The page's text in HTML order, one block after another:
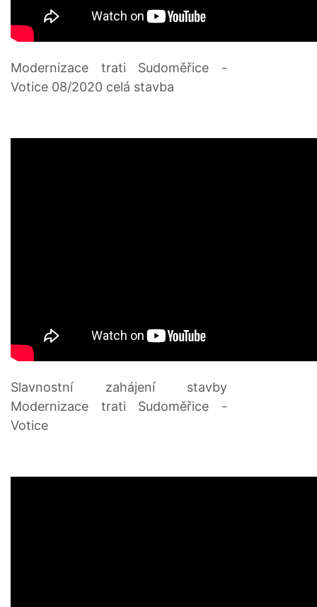
Modernizace trati Sudoměřice -
Votice 08/2020 celá stavba
Slavnostní zahájení stavby
Modernizace trati Sudoměřice -
Votice